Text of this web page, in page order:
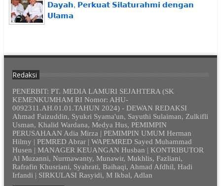
𝗗𝗮𝘆𝗮𝗵, 𝗣𝗲𝗿𝗸𝘂𝗮𝘁 𝗦𝗶𝗹𝗮𝘁𝘂𝗿𝗮𝗵𝗺𝗶 𝗱𝗲𝗻𝗴𝗮𝗻
𝗨𝗹𝗮𝗺𝗮
Redaksi
PENERBIT: PT. MEDIA LAMURI SEJAHTERA (SK
KEMENKUMHAM RI Nomor: AHU-
0092311.AH.01.01.TAHUN 2024) - DEWAN REDAKSI
Ahmad Faizuddin, Syukri Syama'un, Sayuthi Sulaiman, Zulkifli
Usman, Khalid Wardana, Medya Hus, PEMIMPIN
PERUSAHAAN Adia Mirza | PEMIMPIN UMUM Herman
Hilmy | PEMRED Abrar | WAPEMRED Sayed Muhammad
Husen | MANAGER KEUANGAN Husban | KONTRIBUTOR
Al Muzanni, Nurmawanty, Munawir, Mukhlis, Fazliani,
Rafrafin Khusriani, Syahrati, Baihaqi, Ahmad Afdhil, Hadi
Irfandi | SIRKULASI Rasyidi, M Ikbal, Adlan